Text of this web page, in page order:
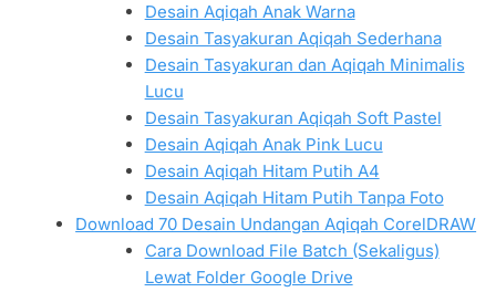
Desain Aqiqah Anak Warna
Desain Tasyakuran Aqiqah Sederhana
Desain Tasyakuran dan Aqiqah Minimalis
Lucu
Desain Tasyakuran Aqiqah Soft Pastel
Desain Aqiqah Anak Pink Lucu
Desain Aqiqah Hitam Putih A4
Desain Aqiqah Hitam Putih Tanpa Foto
Download 70 Desain Undangan Aqiqah CorelDRAW
Cara Download File Batch (Sekaligus)
Lewat Folder Google Drive